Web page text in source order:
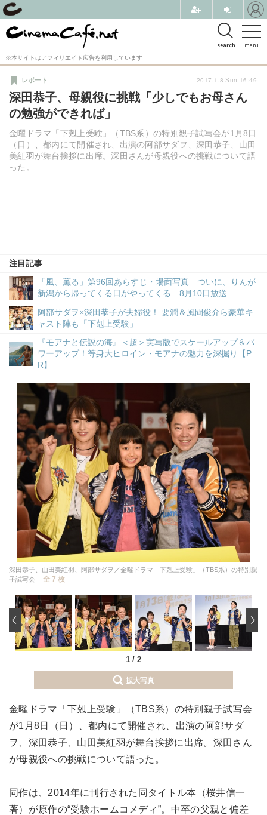
menu
search
※本サイトはアフィリエイト広告を利用しています
深田恭子、母親役に挑戦「少しでもお母さん
の勉強ができれば」
金曜ドラマ「下剋上受験」（TBS系）の特別親子試写会が1月8日
（日）、都内にて開催され、出演の阿部サダヲ、深田恭子、山田
美紅羽が舞台挨拶に出席。深田さんが母親役への挑戦について語
った。
レポート
注目記事
「風、薫る」第96回あらすじ・場面写真 ついに、りんが
新潟から帰ってくる日がやってくる…8月10日放送
阿部サダヲ×深田恭子が夫婦役！ 要潤＆風間俊介ら豪華キ
ャスト陣も「下剋上受験」
『モアナと伝説の海』＜超＞実写版でスケールアップ＆パ
ワーアップ！等身大ヒロイン・モアナの魅力を深掘り【P
R】
2017.1.8 Sun 16:49
深田恭子、山田美紅羽、阿部サダヲ／金曜ドラマ「下剋上受験」（TBS系）の特別親
子試写会
全 7 枚
1 / 2
‹
拡大写真
金曜ドラマ「下剋上受験」（TBS系）の特別親子試写会
が1月8日（日）、都内にて開催され、出演の阿部サダ
ヲ、深田恭子、山田美紅羽が舞台挨拶に出席。深田さん
が母親役への挑戦について語った。
同作は、2014年に刊行された同タイトル本（桜井信一
著）が原作の“受験ホームコメディ”。中卒の父親と偏差